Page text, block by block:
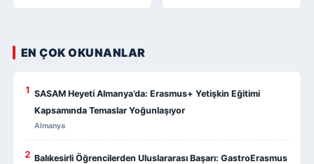
EN ÇOK OKUNANLAR
1 SASAM Heyeti Almanya’da: Erasmus+ Yetişkin Eğitimi
Kapsamında Temaslar Yoğunlaşıyor
Almanya
2 Balıkesirli Öğrencilerden Uluslararası Başarı: GastroErasmus